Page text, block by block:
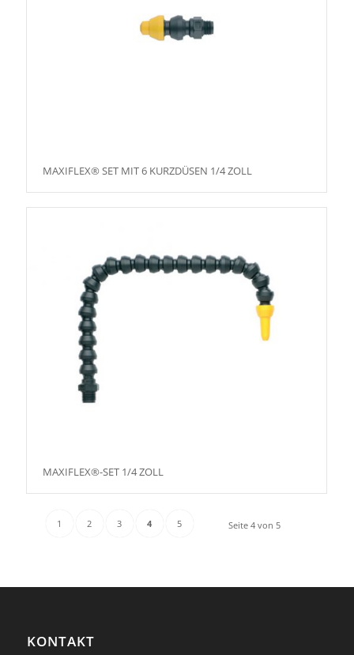
MAXIFLEX® SET MIT 6 KURZDÜSEN 1/4 ZOLL
MAXIFLEX®-SET 1/4 ZOLL
Seite 4 von 5
1 2 3 4 5
KONTAKT